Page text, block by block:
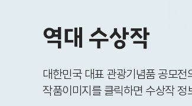
역대 수상작
대한민국 대표 관광기념품 공모
작품이미지를 클릭하면 수상작 정